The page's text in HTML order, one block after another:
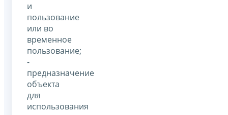
и
пользование
или во
временное
пользование;
-
предназначение
объекта
для
использования